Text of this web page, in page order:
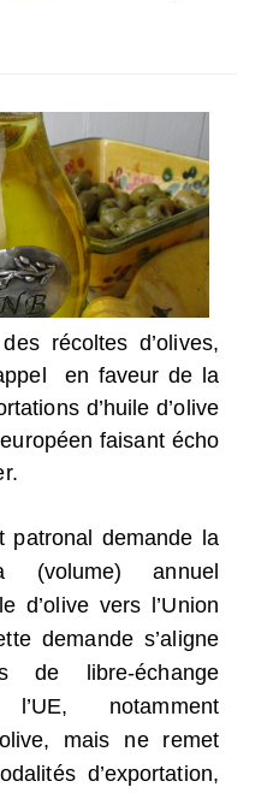
récoltes d’olives,
en faveur de la
d’huile d’olive
faisant écho
patronal demande la
(volume) annuel
d’olive vers l’Union
demande s’aligne
de libre-échange
notamment
mais ne remet
d’exportation,